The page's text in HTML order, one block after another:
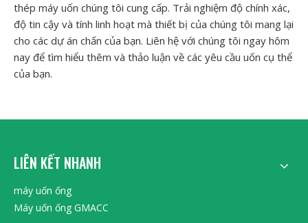
thép máy uốn chúng tôi cung cấp. Trải nghiệm độ chính xác,
độ tin cậy và tính linh hoạt mà thiết bị của chúng tôi mang lại
cho các dự án chấn của bạn. Liên hệ với chúng tôi ngay hôm
nay để tìm hiểu thêm và thảo luận về các yêu cầu uốn cụ thể
của bạn.
LIÊN KẾT NHANH
máy uốn ống
Máy uốn ống GMACC